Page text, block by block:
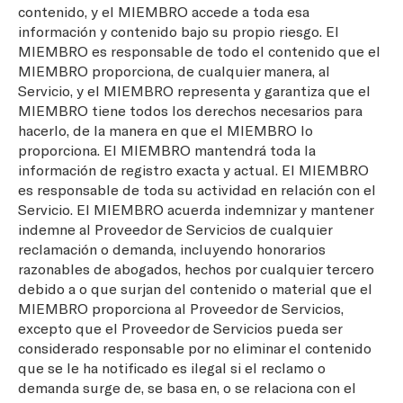
contenido, y el MIEMBRO accede a toda esa
información y contenido bajo su propio riesgo. El
MIEMBRO es responsable de todo el contenido que el
MIEMBRO proporciona, de cualquier manera, al
Servicio, y el MIEMBRO representa y garantiza que el
MIEMBRO tiene todos los derechos necesarios para
hacerlo, de la manera en que el MIEMBRO lo
proporciona. El MIEMBRO mantendrá toda la
información de registro exacta y actual. El MIEMBRO
es responsable de toda su actividad en relación con el
Servicio. El MIEMBRO acuerda indemnizar y mantener
indemne al Proveedor de Servicios de cualquier
reclamación o demanda, incluyendo honorarios
razonables de abogados, hechos por cualquier tercero
debido a o que surjan del contenido o material que el
MIEMBRO proporciona al Proveedor de Servicios,
excepto que el Proveedor de Servicios pueda ser
considerado responsable por no eliminar el contenido
que se le ha notificado es ilegal si el reclamo o
demanda surge de, se basa en, o se relaciona con el